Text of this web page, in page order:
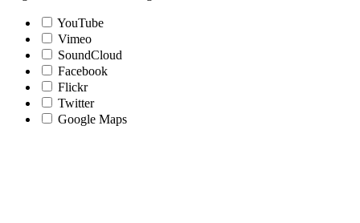
YouTube
Vimeo
SoundCloud
Facebook
Flickr
Twitter
Google Maps